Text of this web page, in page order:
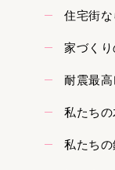
住宅街な
家づくり
耐震最
私たち
私たち